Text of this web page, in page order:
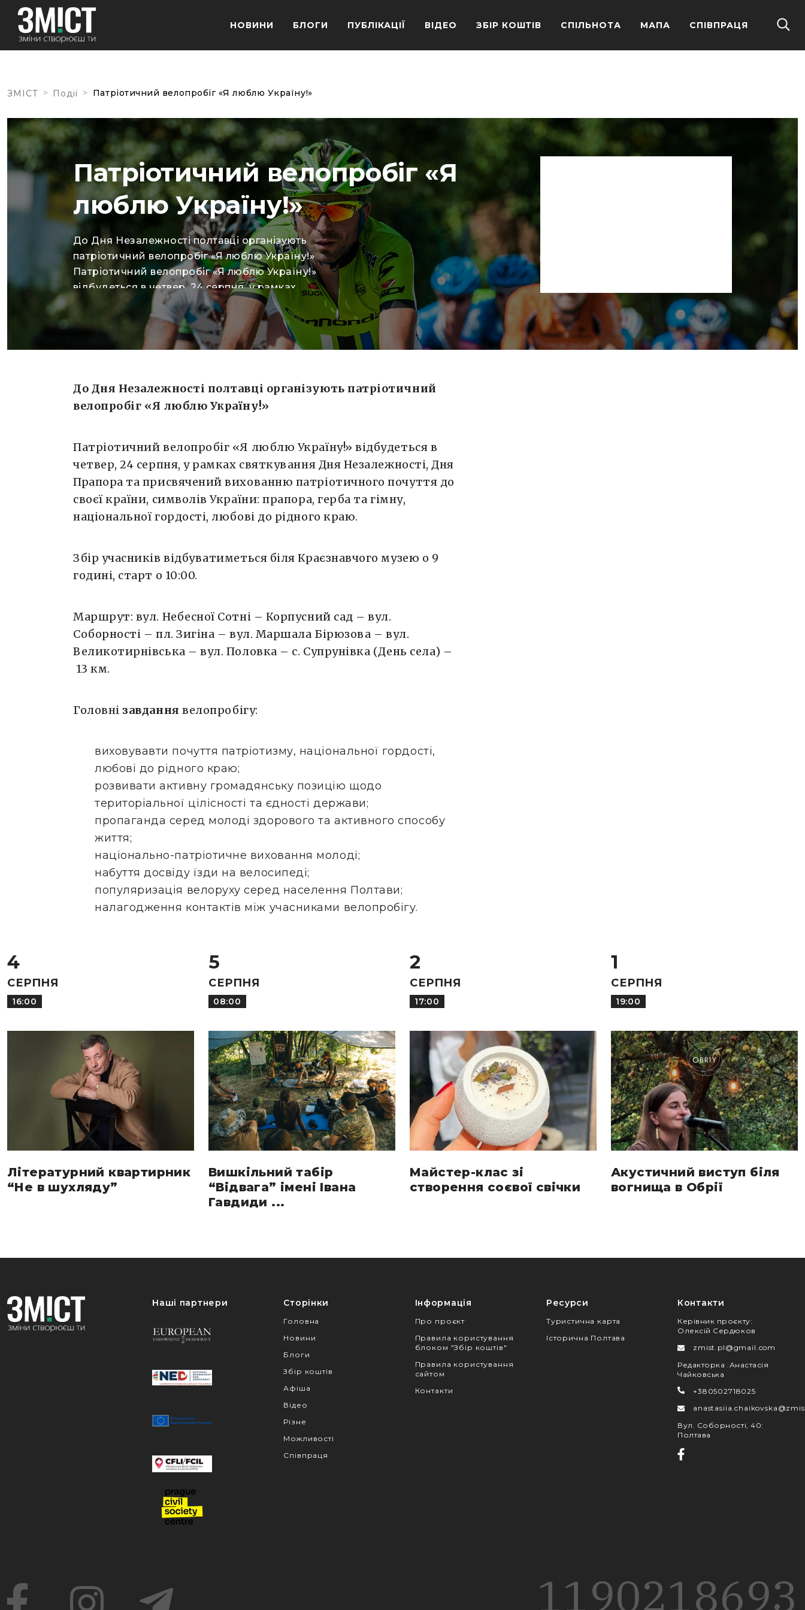
НОВИНИ БЛОГИ ПУБЛІКАЦІЇ ВІДЕО ЗБІР КОШТІВ СПІЛЬНОТА МАПА СПІВПРАЦЯ
ЗМІСТ > Події > Патріотичний велопробіг «Я люблю Україну!»
Патріотичний велопробіг «Я
люблю Україну!»
До Дня Незалежності полтавці організують
патріотичний велопробіг «Я люблю Україну!»
Патріотичний велопробіг «Я люблю Україну!»
відбудеться в четвер, 24 серпня, у рамках
святкування Дня Незалежності, Дня Прапора
та присвячений вихованню патріотичного
почуття до своєї країни, символів України:
прапора, герба та гімну, національної гордості,
годині, […]
До Дня Незалежності полтавці організують патріотичний
велопробіг «Я люблю Україну!»
Патріотичний велопробіг «Я люблю Україну!» відбудеться в
четвер, 24 серпня, у рамках святкування Дня Незалежності, Дня
Прапора та присвячений вихованню патріотичного почуття до
своєї країни, символів України: прапора, герба та гімну,
національної гордості, любові до рідного краю.
Збір учасників відбуватиметься біля Краєзнавчого музею о 9
годині, старт о 10:00.
Маршрут: вул. Небесної Сотні – Корпусний сад – вул.
Соборності – пл. Зигіна – вул. Маршала Бірюзова – вул.
Великотирнівська – вул. Половка – с. Супрунівка (День села) –
13 км.
Головні завдання велопробігу:
виховувавти почуття патріотизму, національної гордості,
любові до рідного краю;
розвиватиактивну громадянську позицію щодо
територіальної цілісності та єдності держави;
пропаганда серед молоді здорового та активного способу
життя;
національно-патріотичне виховання молоді;
набуття досвіду їзди на велосипеді;
популяризація велоруху серед населення Полтави;
налагодження контактів між учасниками велопробігу.
4
СЕРПНЯ
16:00
Літературний квартирник
“Не в шухляду”
5
СЕРПНЯ
08:00
Вишкільний табір
“Відвага” імені Івана
Гавдиди ...
2
СЕРПНЯ
17:00
Майстер-клас зі
створення соєвої свічки
1
СЕРПНЯ
19:00
Акустичний виступ біля
вогнища в Обрії
Наші партнери Сторінки
Головна
Новини
Блоги
Збір коштів
Афіша
Відео
Різне
Можливості
Співпраця
Інформація
Про проєкт
Правила користування
блоком "Збір коштів"
Правила користування
сайтом
Контакти
Ресурси
Туристична карта
Історична Полтава
Контакти
Керівник проєкту:
Олексій Сердюков
zmist.pl@gmail.com
Редакторка :Анастасія
Чайковська
+380502718025
Вул. Соборності, 40:
Полтава
1190218693